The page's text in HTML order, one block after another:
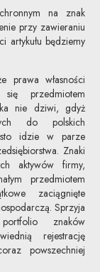
na znak
przy zawieraniu
artykułu będziemy
prawa własności
przedmiotem
nie dziwi, gdyż
do polskich
idzie w parze
Znaki
aktywów firmy,
przedmiotem
zaciągnięte
Sprzyja
znaków
rejestrację
powszechniej